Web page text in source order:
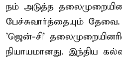
நம் அடுத்த
பேச்சுவார்த்தையும் தேவை.
'ஜென்-சி'
நியாயமானது. இந்திய